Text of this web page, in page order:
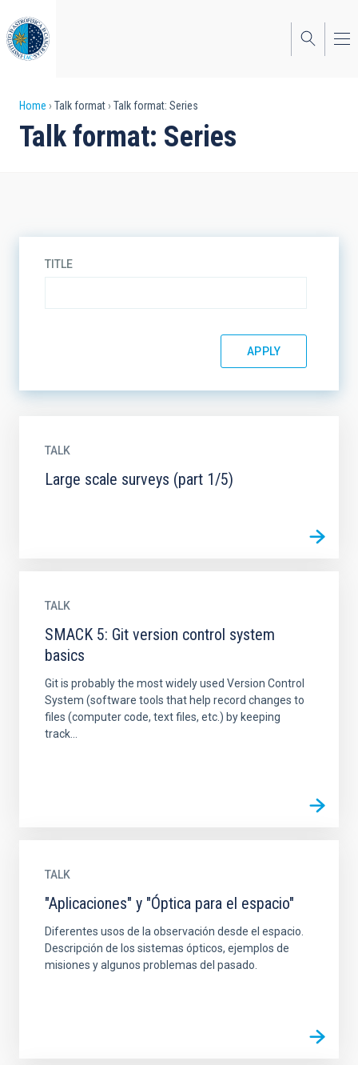
to
main
content
Breadcrumb
Home Talk format Talk format: Series
Talk format: Series
TITLE
TALK
Large scale surveys (part 1/5)
TALK
SMACK 5: Git version control system
basics
Git is probably the most widely used Version Control
System (software tools that help record changes to
files (computer code, text files, etc.) by keeping
track...
TALK
"Aplicaciones" y "Óptica para el espacio"
Diferentes usos de la observación desde el espacio.
Descripción de los sistemas ópticos, ejemplos de
misiones y algunos problemas del pasado.